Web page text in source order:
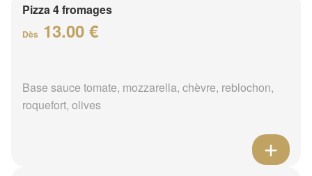
Pizza 4 fromages
Dès 13.00 €
Base sauce tomate, mozzarella, chèvre, reblochon,
roquefort, olives